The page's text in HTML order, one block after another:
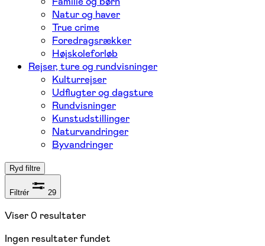
Natur og haver
True crime
Foredragsrækker
Højskoleforløb
Rejser, ture og rundvisninger
Kulturrejser
Udflugter og dagsture
Rundvisninger
Kunstudstillinger
Naturvandringer
Byvandringer
Ryd filtre
Filtrér 29
Viser0 resultater
Ingen resultater fundet